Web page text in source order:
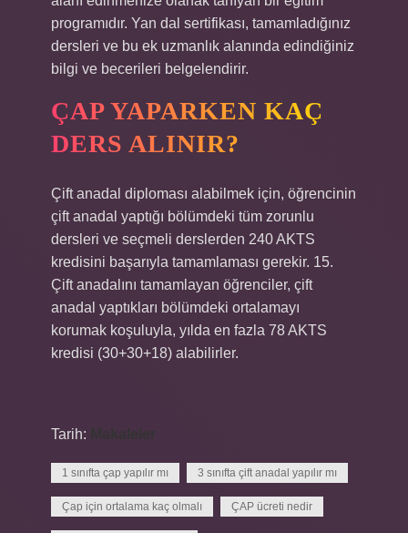
programıdır. Yan dal sertifikası, tamamladığınız
dersleri ve bu ek uzmanlık alanında edindiğiniz
bilgi ve becerileri belgelendirir.
ÇAP YAPARKEN KAÇ
DERS ALINIR?
Çift anadal diploması alabilmek için, öğrencinin
çift anadal yaptığı bölümdeki tüm zorunlu
dersleri ve seçmeli derslerden 240 AKTS
kredisini başarıyla tamamlaması gerekir. 15.
Çift anadalını tamamlayan öğrenciler, çift
anadal yaptıkları bölümdeki ortalamayı
korumak koşuluyla, yılda en fazla 78 AKTS
kredisi (30+30+18) alabilirler.
Tarih:
1 sınıfta çap yapılır mı 3 sınıfta çift anadal yapılır mı
Çap için ortalama kaç olmalı ÇAP ücreti nedir